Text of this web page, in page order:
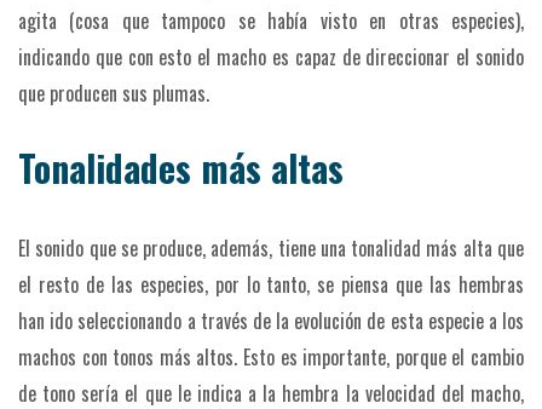
agita (cosa que tampoco se había visto en otras especies),
indicando que con esto el macho es capaz de direccionar el sonido
que producen sus plumas.
Tonalidades más altas
El sonido que se produce, además, tiene una tonalidad más alta que
el resto de las especies, por lo tanto, se piensa que las hembras
han ido seleccionando a través de la evolución de esta especie a los
machos con tonos más altos. Esto es importante, porque el cambio
de tono sería el que le indica a la hembra la velocidad del macho,